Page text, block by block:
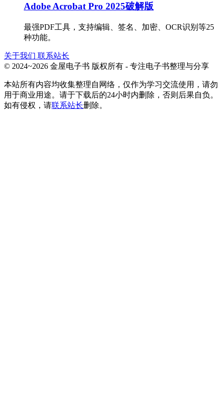
Adobe Acrobat Pro 2025破解版
最强PDF工具，支持编辑、签名、加密、OCR识别等25
种功能。
关于我们 联系站长
© 2024~2026 金屋电子书 版权所有 - 专注电子书整理与分享
本站所有内容均收集整理自网络，仅作为学习交流使用，请勿
用于商业用途。请于下载后的24小时内删除，否则后果自负。
如有侵权，请联系站长删除。